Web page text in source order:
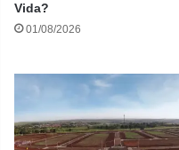
Vida?
01/08/2026